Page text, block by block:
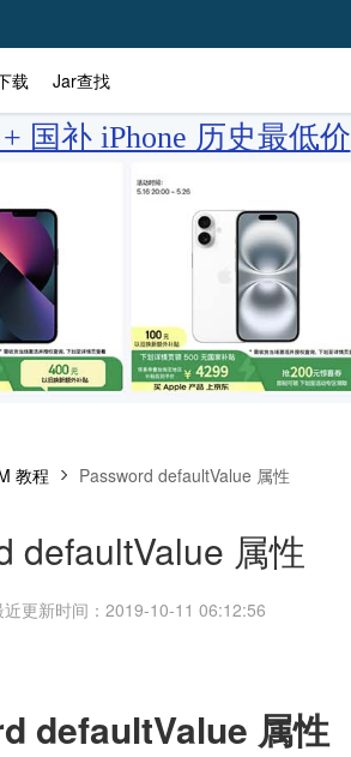
载 Jar查找
国补 iPhone 历史最低价
教程 Password defaultValue 属性
defaultValue 属性
更新时间：2019-10-11 06:12:56
defaultValue 属性